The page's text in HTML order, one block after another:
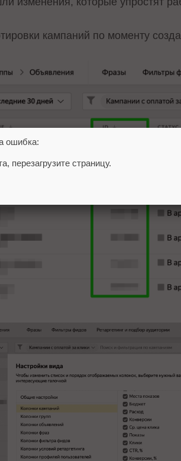
кампаний по моменту
ошибка:
перезагрузите страницу.